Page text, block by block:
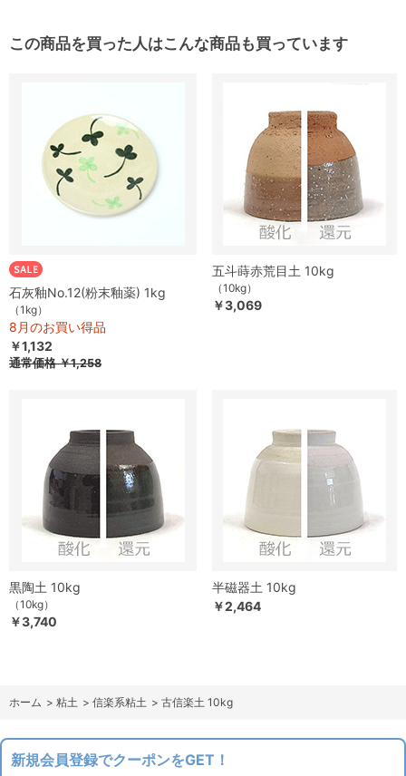
この商品を買った人はこんな商品も買っています
石灰釉No.12(粉末釉薬) 1kg
（1kg）
8月のお買い得品
￥1,132
通常価格￥1,258
五斗蒔赤荒目土 10kg
（10kg）
￥3,069
黒陶土 10kg
（10kg）
￥3,740
半磁器土 10kg
￥2,464
ホーム > 粘土 > 信楽系粘土 > 古信楽土 10kg
新規会員登録でクーポンをGET！